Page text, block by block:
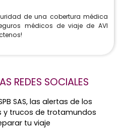
de una cobertura médica
médicos de viaje de AVI
REDES SOCIALES
SAS, las alertas de los
y trucos de trotamundos
tu viaje